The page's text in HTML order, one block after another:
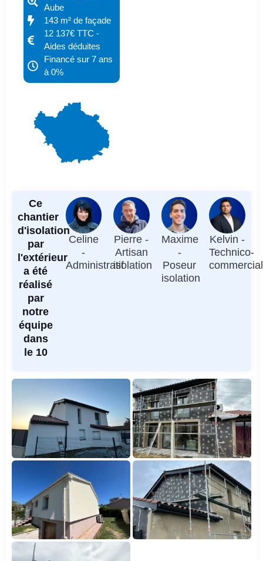
Aube
143 m² de façade
12 137€ TTC -
Aides déduites
Financé sur 7 ans
à 0%
Ce
chantier
d'isolation
par
l'extérieur
a été
réalisé
par
notre
équipe
dans
le 10
Celine
-
Administratif
Pierre -
Artisan
isolation
Maxime
-
Poseur
isolation
Kelvin -
Technico-
commercial